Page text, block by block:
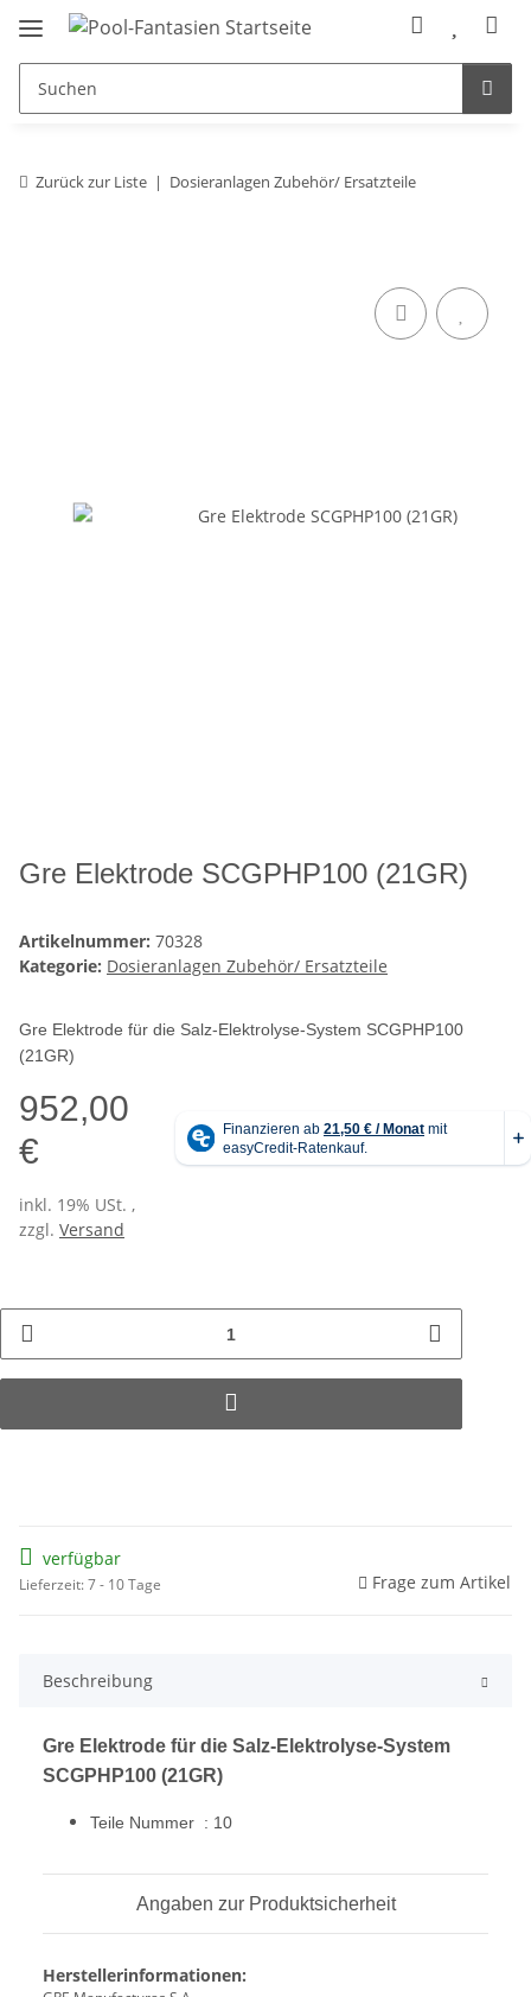
Zurück zur Liste Dosieranlagen Zubehör/ Ersatzteile
Gre Elektrode SCGPHP100 (21GR)
Artikelnummer: 70328
Kategorie: Dosieranlagen Zubehör/ Ersatzteile
Gre Elektrode für die Salz-Elektrolyse-System SCGPHP100
(21GR)
952,00
€
inkl. 19% USt. ,
zzgl. Versand
verfügbar
Lieferzeit: 7 - 10 Tage Frage zum Artikel
Beschreibung
Gre Elektrode für die Salz-Elektrolyse-System
SCGPHP100 (21GR)
Teile Nummer : 10
Angaben zur Produktsicherheit
Herstellerinformationen: